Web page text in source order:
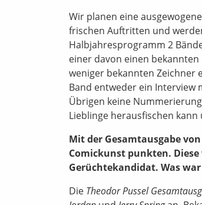
Wir planen eine
frischen Auftritten und
Halbjahresprogramm 2
einer davon einen
weniger bekannten Zeichner
Band entweder ein Interview
Übrigen keine
Lieblinge herausfischen
Mit der Gesamtausgabe von
Comickunst punkten.
Gerüchtekandidat. Was
Die Theodor Pussel